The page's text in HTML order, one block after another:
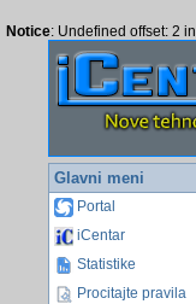
Notice: Undefined offset: 2 in
Glavni meni
Portal
iCentar
Statistike
Procitajte pravila